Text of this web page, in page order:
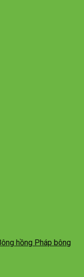
hồng Pháp bông